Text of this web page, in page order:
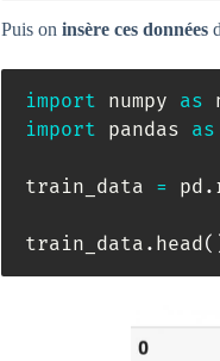
Puis on insère ces données
import numpy as
import pandas as
train_data = pd .
train_data . head(